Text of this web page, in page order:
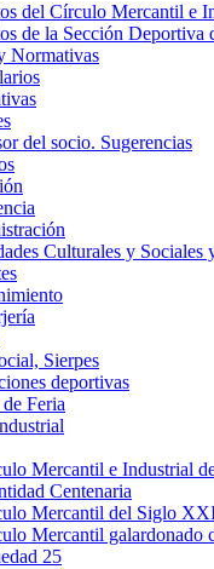
del Círculo Mercantil e
de la Sección
Normativas
del socio. Sugerencias
Culturales y Sociales
Sierpes
deportivas
Feria
Mercantil e Industrial
Centenaria
Mercantil del Siglo
Mercantil galardonado
25